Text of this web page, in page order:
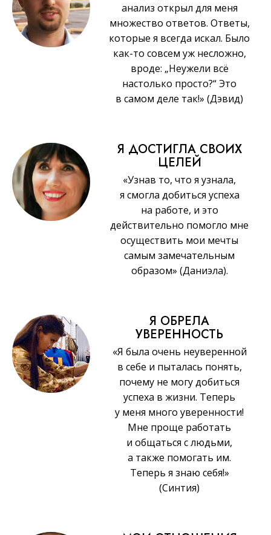
анализ открыл для меня
множество ответов. Ответы,
которые я всегда искал. Было
как-то совсем уж несложно,
вроде: „Неужели всё
настолько просто?“ Это
в самом деле так!» (Дэвид)
Я ДОСТИГЛА СВОИХ
ЦЕЛЕЙ
«Узнав то, что я узнала,
я смогла добиться успеха
на работе, и это
действительно помогло мне
осуществить мои мечты
самым замечательным
образом» (Даниэла).
Я ОБРЕЛА
УВЕРЕННОСТЬ
«Я была очень неуверенной
в себе и пыталась понять,
почему не могу добиться
успеха в жизни. Теперь
у меня много уверенности!
Мне проще работать
и общаться с людьми,
а также помогать им.
Теперь я знаю себя!»
(Синтия)